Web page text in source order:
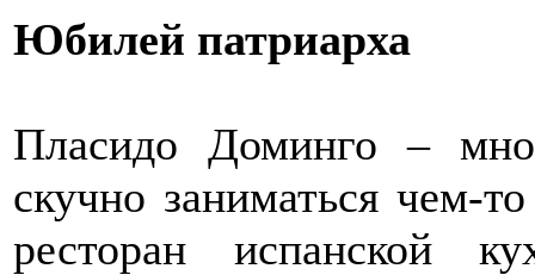
Юбилей патриарха
Пласидо Доминго –
скучно заниматься чем-
ресторан испанской